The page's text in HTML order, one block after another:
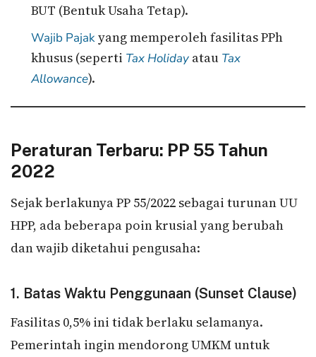
BUT (Bentuk Usaha Tetap).
Wajib Pajakyang memperoleh fasilitas PPh
khusus (seperti Tax Holiday atau Tax
Allowance).
Peraturan Terbaru: PP 55 Tahun
2022
Sejak berlakunya PP 55/2022 sebagai turunan UU
HPP, ada beberapa poin krusial yang berubah
dan wajib diketahui pengusaha:
1. Batas Waktu Penggunaan (Sunset Clause)
Fasilitas 0,5% ini tidak berlaku selamanya.
Pemerintah ingin mendorong UMKM untuk